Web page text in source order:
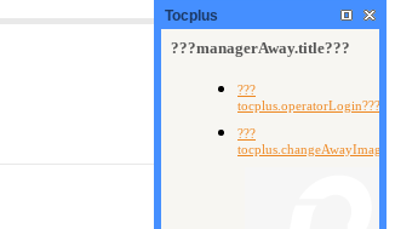
Tocplus